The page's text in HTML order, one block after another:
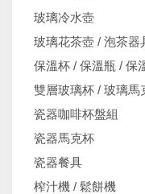
玻璃冷水壺
玻璃花茶壺 / 泡茶器
保溫杯 / 保溫瓶 / 保
雙層玻璃杯 / 玻璃馬
瓷器咖啡杯盤組
瓷器馬克杯
瓷器餐具
榨汁機 / 鬆餅機